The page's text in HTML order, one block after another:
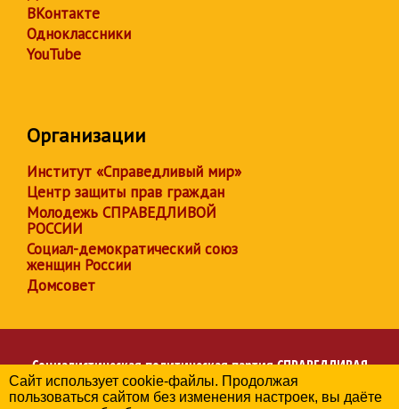
ВКонтакте
Одноклассники
YouTube
Организации
Институт «Справедливый мир»
Центр защиты прав граждан
Молодежь СПРАВЕДЛИВОЙ
РОССИИ
Социал-демократический союз
женщин России
Домсовет
Социалистическая политическая партияСПРАВЕДЛИВАЯ
РОССИЯ
Региональное отделение партии в Краснодарском крае
Сайт использует cookie-файлы. Продолжая
пользоваться сайтом без изменения настроек, вы даёте